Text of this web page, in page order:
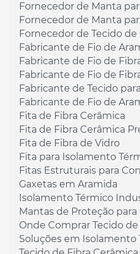
Fornecedor de Manta
Fornecedor de Manta
Fornecedor de Tecido de
Fabricante de Fio de
Fabricante de Fio de
Fabricante de Fio de
Fabricante de Tecido
Fabricante de Fio de
Fita de Fibra Cerâmica
Fita de Fibra Cerâmica
Fita de Fibra de Vidro
Fita para Isolamento
Fitas Estruturais para
Gaxetas em Aramida
Isolamento Térmico
Mantas de Proteção
Onde Comprar Tecido
Soluções em Isolamento